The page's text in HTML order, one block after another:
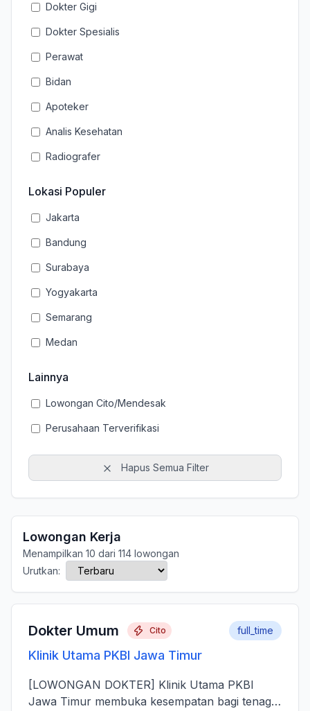
Dokter Gigi
Dokter Spesialis
Perawat
Bidan
Apoteker
Analis Kesehatan
Radiografer
Lokasi Populer
Jakarta
Bandung
Surabaya
Yogyakarta
Semarang
Medan
Lainnya
Lowongan Cito/Mendesak
Perusahaan Terverifikasi
Hapus Semua Filter
Lowongan Kerja
Menampilkan 10 dari 114 lowongan
Urutkan:
Dokter Umum Cito
Klinik Utama PKBI Jawa Timur
full_time
[LOWONGAN DOKTER] Klinik Utama PKBI
Jawa Timur membuka kesempatan bagi tenaga